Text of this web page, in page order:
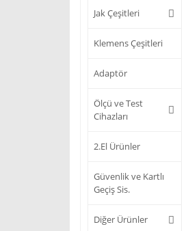
Jak Çeşitleri
Klemens Çeşitleri
Adaptör
Ölçü ve Test
Cihazları
2.El Ürünler
Güvenlik ve Kartlı
Geçiş Sis.
Diğer Ürünler